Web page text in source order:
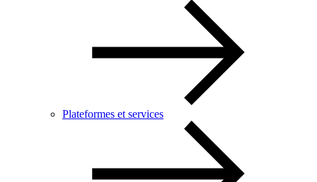
Plateformes et services